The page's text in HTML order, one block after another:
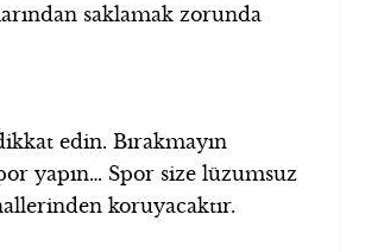
saklamak zorunda
edin. Bırakmayın
yapın… Spor size lüzumsuz
koruyacaktır.